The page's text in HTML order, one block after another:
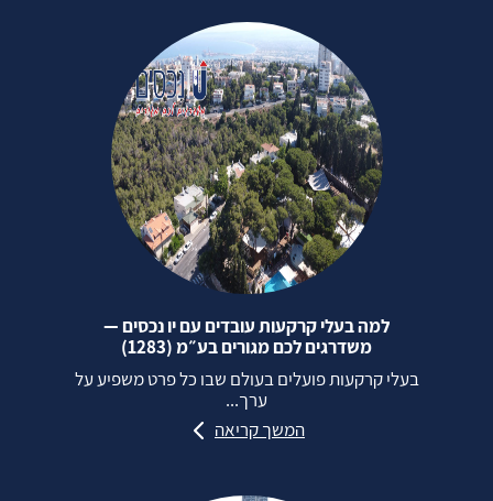
למה בעלי קרקעות עובדים עם יו נכסים —
משדרגים לכם מגורים בע״מ (1283)
בעלי קרקעות פועלים בעולם שבו כל פרט משפיע על
ערך...
המשך קריאה